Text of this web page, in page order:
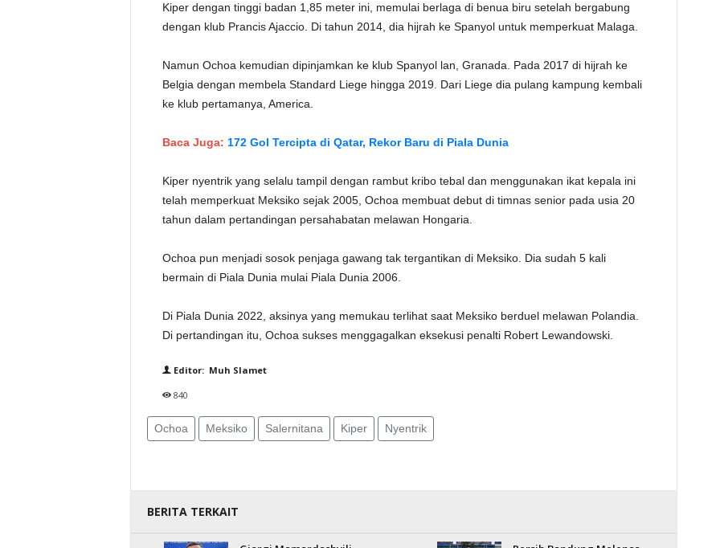
Kiper dengan tinggi badan 1,85 meter ini, memulai berlaga di benua biru setelah bergabung
dengan klub Prancis Ajaccio. Di tahun 2014, dia hijrah ke Spanyol untuk memperkuat Malaga.
Namun Ochoa kemudian dipinjamkan ke klub Spanyol lan, Granada. Pada 2017 di hijrah ke
Belgia dengan membela Standard Liege hingga 2019. Dari Liege dia pulang kampung kembali
ke klub pertamanya, America.
Baca Juga: 172 Gol Tercipta di Qatar, Rekor Baru di Piala Dunia
Kiper nyentrik yang selalu tampil dengan rambut kribo tebal dan menggunakan ikat kepala ini
telah memperkuat Meksiko sejak 2005, Ochoa membuat debut di timnas senior pada usia 20
tahun dalam pertandingan persahabatan melawan Hongaria.
Ochoa pun menjadi sosok penjaga gawang tak tergantikan di Meksiko. Dia sudah 5 kali
bermain di Piala Dunia mulai Piala Dunia 2006.
Di Piala Dunia 2022, aksinya yang memukau terlihat saat Meksiko berduel melawan Polandia.
Di pertandingan itu, Ochoa sukses menggagalkan eksekusi penalti Robert Lewandowski.
Editor: Muh Slamet
840
Ochoa Meksiko Salernitana Kiper Nyentrik
BERITA TERKAIT